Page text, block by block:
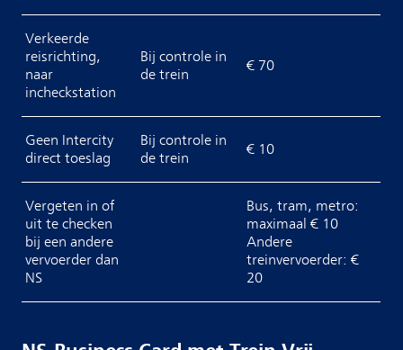
Verkeerde
reisrichting,
naar
incheckstation
Bij controle in
de trein
€ 70
Geen Intercity
direct toeslag
Bij controle in
de trein
€ 10
Vergeten in of
uit te checken
bij een andere
vervoerder dan
NS
Bus, tram, metro:
maximaal € 10
Andere
treinvervoerder: €
20